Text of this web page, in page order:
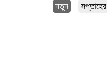
নতুন সপ্তাহের